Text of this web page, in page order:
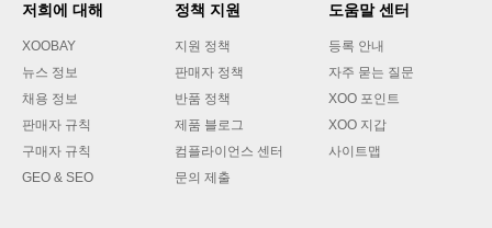
저희에 대해
XOOBAY
뉴스 정보
채용 정보
판매자 규칙
구매자 규칙
GEO & SEO
정책 지원
지원 정책
판매자 정책
반품 정책
제품 블로그
컴플라이언스 센터
문의 제출
도움말 센터
등록 안내
자주 묻는 질문
XOO 포인트
XOO 지갑
사이트맵